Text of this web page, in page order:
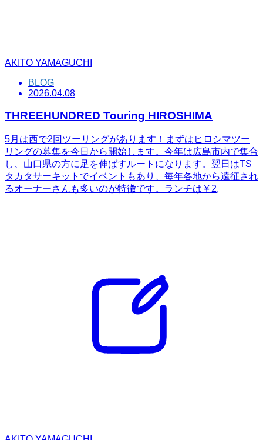
AKITO YAMAGUCHI
BLOG
2026.04.08
THREEHUNDRED Touring HIROSHIMA
5月は西で2回ツーリングがあります！まずはヒロシマツー
リングの募集を今日から開始します。今年は広島市内で集合
し、山口県の方に足を伸ばすルートになります。翌日はTS
タカタサーキットでイベントもあり、毎年各地から遠征され
るオーナーさんも多いのが特徴です。ランチは￥2,